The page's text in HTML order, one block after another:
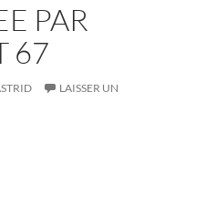
PAR
67
LAISSER UN